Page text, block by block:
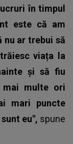
în timpul
este că am
nu ar trebui să
viața la
și să fiu
multe ori
mari puncte
eu", spune